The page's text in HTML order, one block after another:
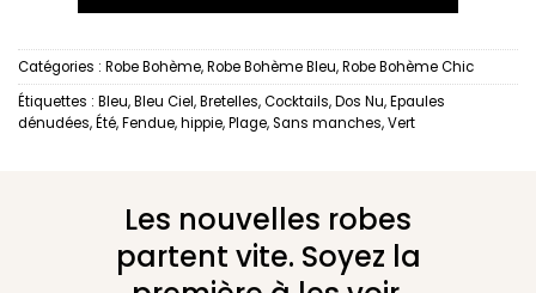
Catégories : Robe Bohème,Robe Bohème Bleu,Robe Bohème Chic
Étiquettes : Bleu,Bleu Ciel,Bretelles,Cocktails,Dos Nu,Epaules
dénudées,Été,Fendue,hippie,Plage,Sans manches,Vert
Les nouvelles robes
partent vite. Soyez la